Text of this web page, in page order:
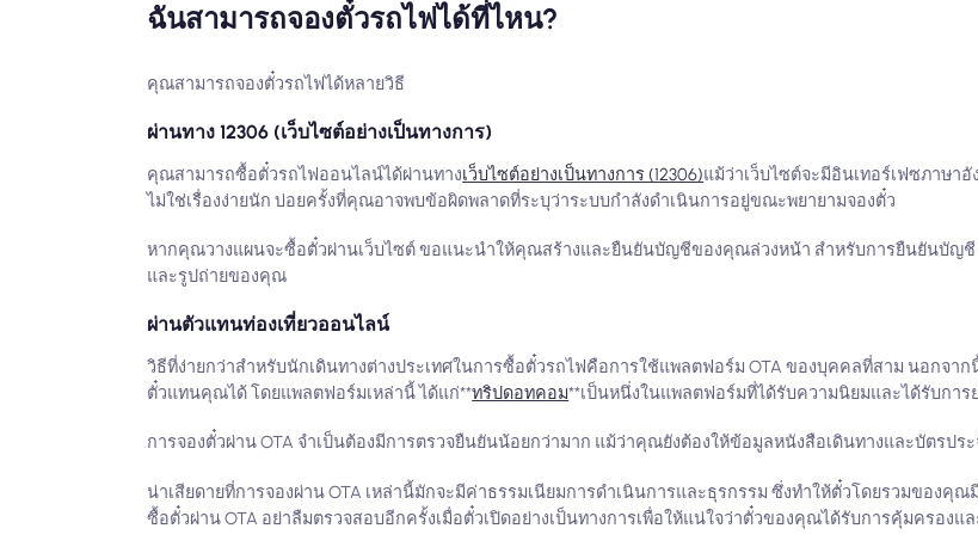
ฉันสามารถจองตั๋วรถไฟได้ที่ไหน?
คุณสามารถจองตั๋วรถไฟได้หลายวิธี
ผ่านทาง 12306 (เว็บไซต์อย่างเป็นทางการ)
คุณสามารถซื้อตั๋วรถไฟออนไลน์ได้ผ่านทางเว็บไซต์อย่างเป็นทางการ (12306)แม้ว่าเว็บไซต์จะมีอินเทอร์เฟซภาษา
ไม่ใช่เรื่องง่ายนัก บ่อยครั้งที่คุณอาจพบข้อผิดพลาดที่ระบุว่าระบบกำลังดำเนินการอยู่ขณะพยายามจองตั๋ว
หากคุณวางแผนจะซื้อตั๋วผ่านเว็บไซต์ ขอแนะนำให้คุณสร้างและยืนยันบัญชีของคุณล่วงหน้า สำหรับการยืนยันบัญชี
และรูปถ่ายของคุณ
ผ่านตัวแทนท่องเที่ยวออนไลน์
วิธีที่ง่ายกว่าสำหรับนักเดินทางต่างประเทศในการซื้อตั๋วรถไฟคือการใช้แพลตฟอร์ม OTA ของบุคคลที่สาม นอกจาก
ตั๋วแทนคุณได้ โดยแพลตฟอร์มเหล่านี้ ได้แก่**ทริปดอทคอม**เป็นหนึ่งในแพลตฟอร์มที่ได้รับความนิยมและได้รับกา
การจองตั๋วผ่าน OTA จำเป็นต้องมีการตรวจยืนยันน้อยกว่ามาก แม้ว่าคุณยังต้องให้ข้อมูลหนังสือเดินทางและบัตรปร
น่าเสียดายที่การจองผ่าน OTA เหล่านี้มักจะมีค่าธรรมเนียมการดำเนินการและธุรกรรม ซึ่งทำให้ตั๋วโดยรวมของคุ
ซื้อตั๋วผ่าน OTA อย่าลืมตรวจสอบอีกครั้งเมื่อตั๋วเปิดอย่างเป็นทางการเพื่อให้แน่ใจว่าตั๋วของคุณได้รับการคุ้มครองแ